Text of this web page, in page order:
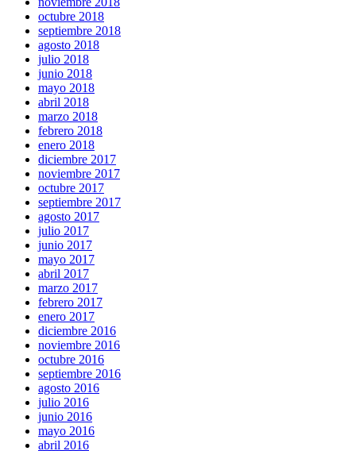
octubre 2018
septiembre 2018
agosto 2018
julio 2018
junio 2018
mayo 2018
abril 2018
marzo 2018
febrero 2018
enero 2018
diciembre 2017
noviembre 2017
octubre 2017
septiembre 2017
agosto 2017
julio 2017
junio 2017
mayo 2017
abril 2017
marzo 2017
febrero 2017
enero 2017
diciembre 2016
noviembre 2016
octubre 2016
septiembre 2016
agosto 2016
julio 2016
junio 2016
mayo 2016
abril 2016